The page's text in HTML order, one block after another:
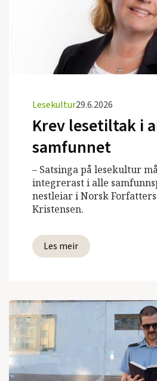
Lesekultur29.6.2026
Krev lesetiltak i
samfunnet
– Satsinga på lesekultur
integrerast i alle
nestleiar i Norsk
Kristensen.
Les meir